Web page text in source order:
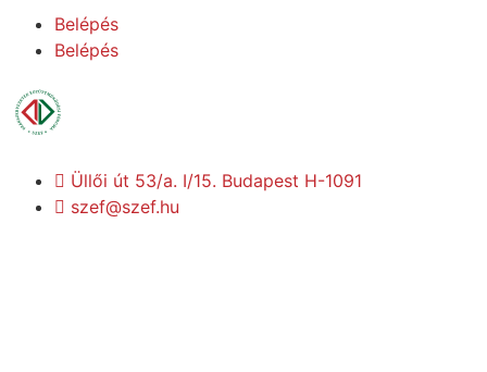
Belépés
Belépés
Üllői út 53/a. I/15. Budapest H-1091
szef@szef.hu